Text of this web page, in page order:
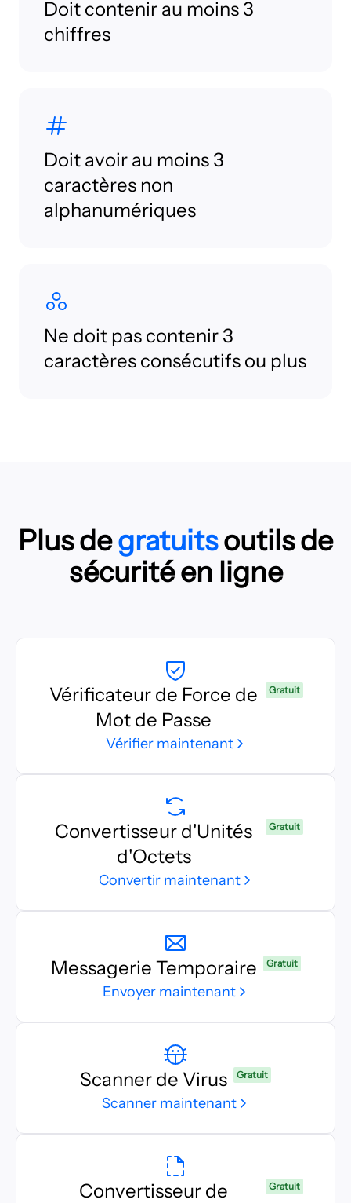
Doit contenir au moins 3
chiffres
Doit avoir au moins 3
caractères non
alphanumériques
Ne doit pas contenir 3
caractères consécutifs ou plus
Plus degratuitsoutils de
sécurité en ligne
Vérificateur de Force de
Mot de Passe
Gratuit
Vérifier maintenant
Convertisseur d'Unités
d'Octets
Gratuit
Convertir maintenant
Messagerie Temporaire Gratuit
Envoyer maintenant
Scanner de Virus Gratuit
Scanner maintenant
Convertisseur de
Gratuit